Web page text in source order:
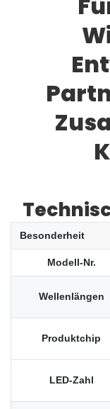
Besonderheit
Modell-Nr.
Wellenlängen
Produktchip
LED-Zahl